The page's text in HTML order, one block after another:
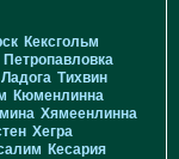
Кексгольм
Петропавловка
Тихвин
Кюменлинна
Хямеенлинна
Хегра
Кесария